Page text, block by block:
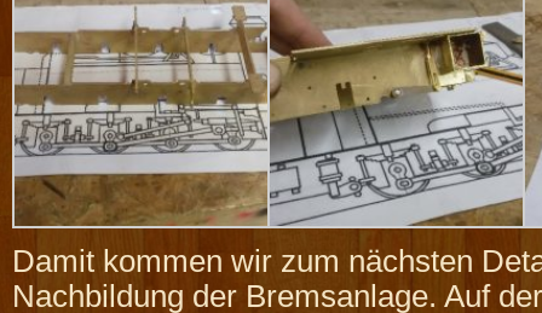
Damit kommen wir zum nächsten
Nachbildung der Bremsanlage. Auf